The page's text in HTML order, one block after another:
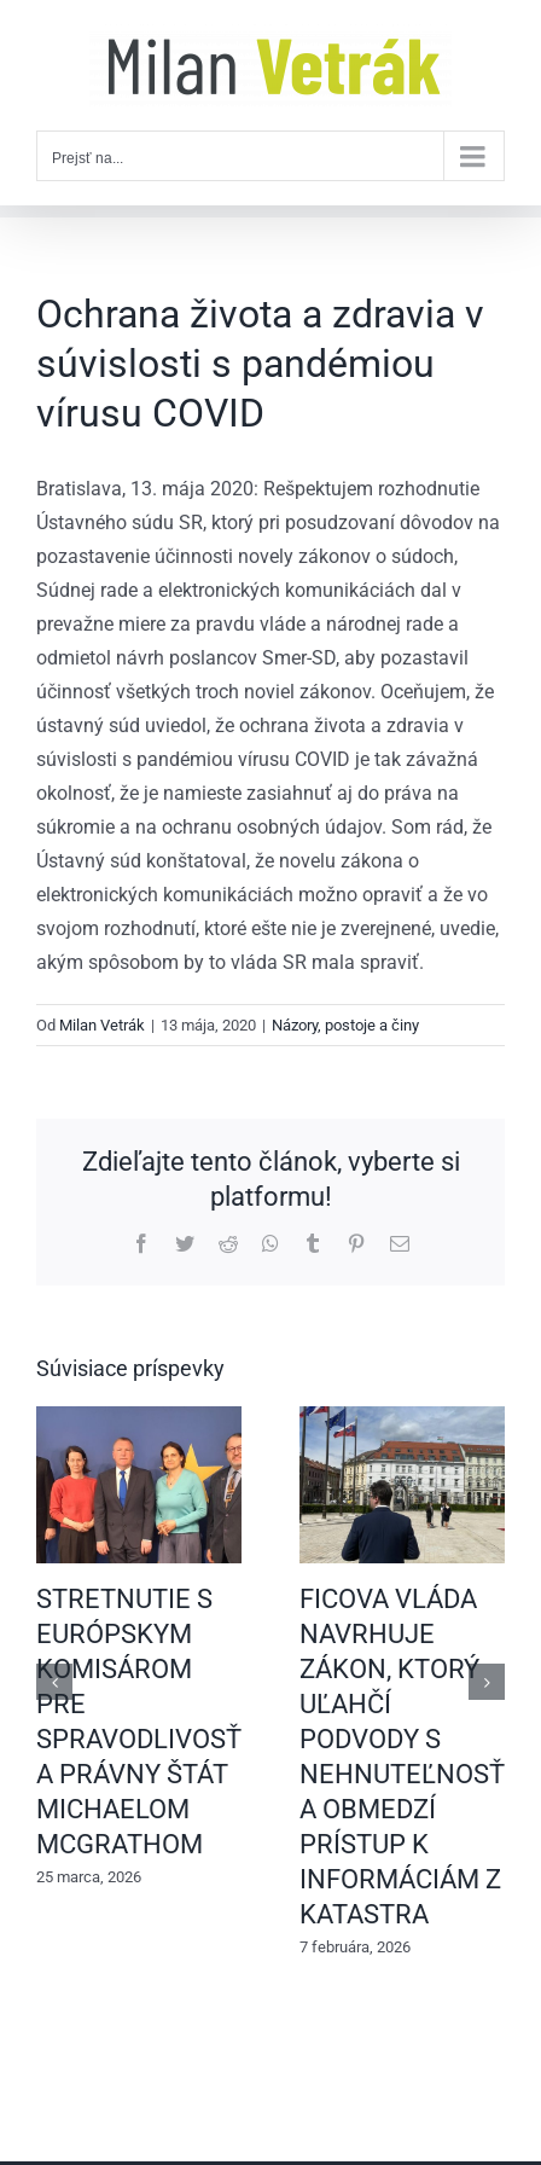
Prejsť na...
Ochrana života a zdravia v
súvislosti s pandémiou
vírusu COVID
Bratislava, 13. mája 2020: Rešpektujem rozhodnutie
Ústavného súdu SR, ktorý pri posudzovaní dôvodov na
pozastavenie účinnosti novely zákonov o súdoch,
Súdnej rade a elektronických komunikáciách dal v
prevažne miere za pravdu vláde a národnej rade a
odmietol návrh poslancov Smer-SD, aby pozastavil
účinnosť všetkých troch noviel zákonov. Oceňujem, že
ústavný súd uviedol, že ochrana života a zdravia v
súvislosti s pandémiou vírusu COVID je tak závažná
okolnosť, že je namieste zasiahnuť aj do práva na
súkromie a na ochranu osobných údajov. Som rád, že
Ústavný súd konštatoval, že novelu zákona o
elektronických komunikáciách možno opraviť a že vo
svojom rozhodnutí, ktoré ešte nie je zverejnené, uvedie,
akým spôsobom by to vláda SR mala spraviť.
Od Milan Vetrák | 13 mája, 2020 | Názory, postoje a činy
Zdieľajte tento článok, vyberte si
platformu!
Facebook
TwitterReddit WhatsApp
Tumblr PinterestEmail
Súvisiace príspevky
STRETNUTIE S
EURÓPSKYM
KOMISÁROM
PRE
SPRAVODLIVOSŤ
A PRÁVNY ŠTÁT
MICHAELOM
MCGRATHOM
25 marca, 2026
FICOVA VLÁDA
NAVRHUJE
ZÁKON, KTORÝ
UĽAHČÍ
PODVODY S
A OBMEDZÍ
PRÍSTUP K
INFORMÁCIÁM Z
KATASTRA
7 februára, 2026